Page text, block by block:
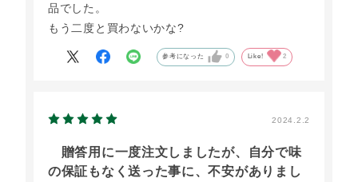
品でした。
もう二度と買わないかな?
参考になった 0 Like! 2
2024.2.2
贈答用に一度注文しましたが、自分で味
の保証もなく送った事に、不安がありまし